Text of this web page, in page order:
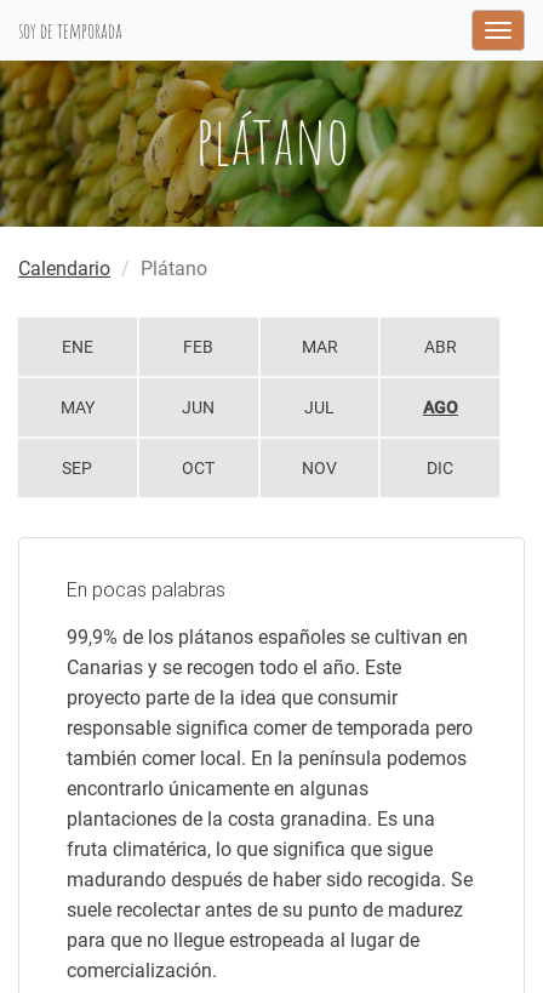
soy de temporada
plátano
Calendario Plátano
ENE FEB MAR ABR
MAY JUN JUL AGO
SEP OCT NOV DIC
En pocas palabras
99,9% de los plátanos españoles se cultivan en
Canarias y se recogen todo el año. Este
proyecto parte de la idea que consumir
responsable significa comer de temporada pero
también comer local. En la península podemos
encontrarlo únicamente en algunas
plantaciones de la costa granadina. Es una
fruta climatérica, lo que significa que sigue
madurando después de haber sido recogida. Se
suele recolectar antes de su punto de madurez
para que no llegue estropeada al lugar de
comercialización.